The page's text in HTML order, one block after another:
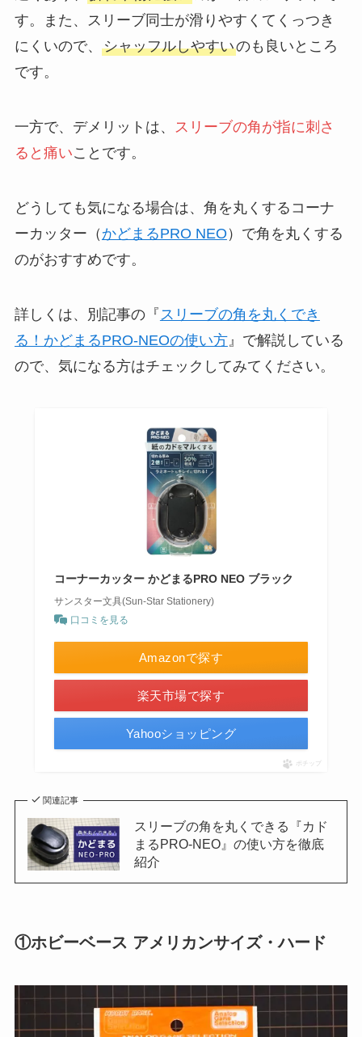
す。また、スリーブ同士が滑りやすくてくっつき
にくいので、 シャッフルしやすいのも良いところ
です。
一方で、デメリットは、 スリーブの角が指に刺さ
ると痛いことです。
どうしても気になる場合は、角を丸くするコーナ
ーカッター（かどまるPRO NEO ）で角を丸くする
のがおすすめです。
詳しくは、別記事の『 スリーブの角を丸くでき
る！かどまるPRO-NEOの使い方』で解説している
ので、気になる方はチェックしてみてください。
コーナーカッター かどまるPRO NEO ブラック
サンスター文具(Sun-Star Stationery)
口コミを見る
Amazonで探す
楽天市場で探す
Yahooショッピング
ポチップ
関連記事
スリーブの角を丸くできる『カド
まるPRO-NEO』の使い方を徹底
紹介
①ホビーベース アメリカンサイズ・ハード